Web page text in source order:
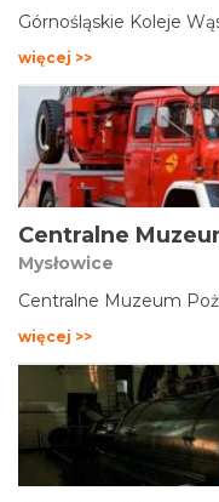
Górnośląskie Koleje
więcej >>
Centralne
Mysłowice
Centralne Muzeum
więcej >>